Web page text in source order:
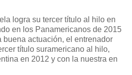
logra su tercer título al hilo en
en los Panamericanos de 2015
buena actuación, el entrenador
título suramericano al hilo,
en 2012 y con la nuestra en